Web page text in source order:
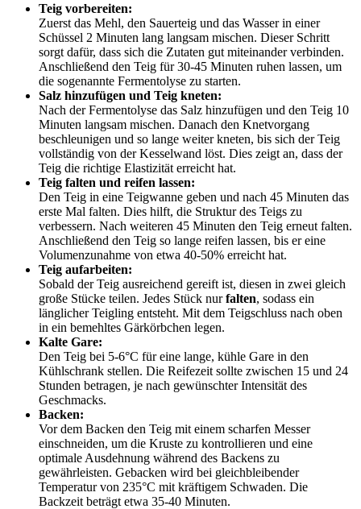
Teig vorbereiten:
Zuerst das Mehl, den Sauerteig und das Wasser in einer
Schüssel 2 Minuten lang langsam mischen. Dieser Schritt
sorgt dafür, dass sich die Zutaten gut miteinander verbinden.
Anschließend den Teig für 30-45 Minuten ruhen lassen, um
die sogenannte Fermentolyse zu starten.
Salz hinzufügen und Teig kneten:
Nach der Fermentolyse das Salz hinzufügen und den Teig 10
Minuten langsam mischen. Danach den Knetvorgang
beschleunigen und so lange weiter kneten, bis sich der Teig
vollständig von der Kesselwand löst. Dies zeigt an, dass der
Teig die richtige Elastizität erreicht hat.
Teig falten und reifen lassen:
Den Teig in eine Teigwanne geben und nach 45 Minuten das
erste Mal falten. Dies hilft, die Struktur des Teigs zu
verbessern. Nach weiteren 45 Minuten den Teig erneut falten.
Anschließend den Teig so lange reifen lassen, bis er eine
Volumenzunahme von etwa 40-50% erreicht hat.
Teig aufarbeiten:
Sobald der Teig ausreichend gereift ist, diesen in zwei gleich
große Stücke teilen. Jedes Stück nurfalten, sodass ein
länglicher Teigling entsteht. Mit dem Teigschluss nach oben
in ein bemehltes Gärkörbchen legen.
Kalte Gare:
Den Teig bei 5-6°C für eine lange, kühle Gare in den
Kühlschrank stellen. Die Reifezeit sollte zwischen 15 und 24
Stunden betragen, je nach gewünschter Intensität des
Geschmacks.
Backen:
Vor dem Backen den Teig mit einem scharfen Messer
einschneiden, um die Kruste zu kontrollieren und eine
optimale Ausdehnung während des Backens zu
gewährleisten. Gebacken wird bei gleichbleibender
Temperatur von 235°C mit kräftigem Schwaden. Die
Backzeit beträgt etwa 35-40 Minuten.